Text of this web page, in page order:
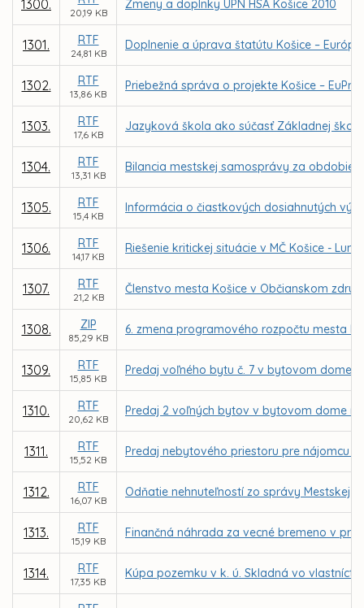
1300.
20,19 KB
Zmeny a doplnky ÚPN HSA Košice 2010
1301. RTF
24,81 KB
Doplnenie a úprava štatútu Košice –
1302. RTF
13,86 KB
Priebežná správa o projekte Košice –
1303. RTF
17,6 KB
Jazyková škola ako súčasť Základnej školy
1304. RTF
13,31 KB
Bilancia mestskej samosprávy za obdobie
1305. RTF
15,4 KB
Informácia o čiastkových dosiahnutých
1306. RTF
14,17 KB
Riešenie kritickej situácie v MČ Košice -
1307. RTF
21,2 KB
Členstvo mesta Košice v Občianskom
1308. ZIP
85,29 KB
6. zmena programového rozpočtu mesta
1309. RTF
15,85 KB
Predaj voľného bytu č. 7 v bytovom dome
1310. RTF
20,62 KB
Predaj 2 voľných bytov v bytovom dome
1311. RTF
15,52 KB
Predaj nebytového priestoru pre nájomcu
1312. RTF
16,07 KB
Odňatie nehnuteľností zo správy Mestskej
1313. RTF
15,19 KB
Finančná náhrada za vecné bremeno v
1314. RTF
17,35 KB
Kúpa pozemku v k. ú. Skladná vo